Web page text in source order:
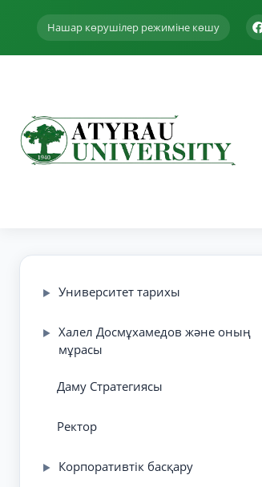
Нашар көрушілер режиміне көшу
▶ Университет тарихы
▶
Халел Досмұхамедов және оның
мұрасы
Даму Стратегиясы
Ректор
▶ Корпоративтік басқару